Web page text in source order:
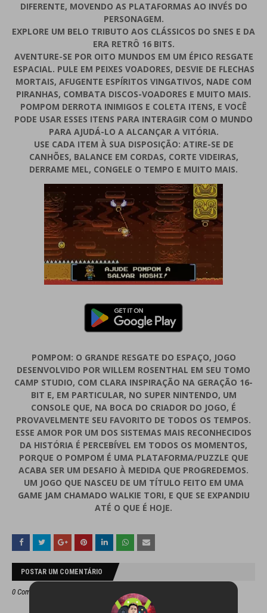
DIFERENTE, MOVENDO AS PLATAFORMAS AO INVÉS DO
PERSONAGEM.
EXPLORE UM BELO TRIBUTO AOS CLÁSSICOS DO SNES E DA
ERA RETRÔ 16 BITS.
AVENTURE-SE POR OITO MUNDOS EM UM ÉPICO RESGATE
ESPACIAL. PULE EM PEIXES VOADORES, DESVIE DE FLECHAS
MORTAIS, AFUGENTE ESPÍRITOS VINGATIVOS, NADE COM
PIRANHAS, COMBATA DISCOS-VOADORES E MUITO MAIS.
POMPOM DERROTA INIMIGOS E COLETA ITENS, E VOCÊ
PODE USAR ESSES ITENS PARA INTERAGIR COM O MUNDO
PARA AJUDÁ-LO A ALCANÇAR A VITÓRIA.
USE CADA ITEM À SUA DISPOSIÇÃO: ATIRE-SE DE
CANHÕES, BALANCE EM CORDAS, CORTE VIDEIRAS,
DERRAME MEL, CONGELE O TEMPO E MUITO MAIS.
POMPOM: O GRANDE RESGATE DO ESPAÇO, JOGO
DESENVOLVIDO POR WILLEM ROSENTHAL EM SEU TOMO
CAMP STUDIO, COM CLARA INSPIRAÇÃO NA GERAÇÃO 16-
BIT E, EM PARTICULAR, NO SUPER NINTENDO, UM
CONSOLE QUE, NA BOCA DO CRIADOR DO JOGO, É
PROVAVELMENTE SEU FAVORITO DE TODOS OS TEMPOS.
ESSE AMOR POR UM DOS SISTEMAS MAIS RECONHECIDOS
DA HISTÓRIA É PERCEBÍVEL EM TODOS OS MOMENTOS,
PORQUE O POMPOM É UMA PLATAFORMA/PUZZLE QUE
ACABA SER UM DESAFIO À MEDIDA QUE PROGREDEMOS.
UM JOGO QUE NASCEU DE UM TÍTULO FEITO EM UMA
GAME JAM CHAMADO WALKIE TORI, E QUE SE EXPANDIU
ATÉ O QUE É HOJE.
POSTAR UM COMENTÁRIO
0 Comentários